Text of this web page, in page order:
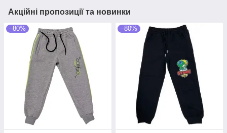
Акційні пропозиції та новинки
–80% –80%